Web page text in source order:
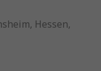
Hessen,